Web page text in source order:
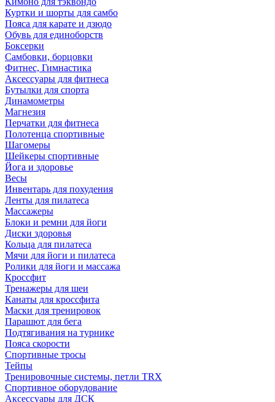
Куртки и шорты для самбо
Пояса для карате и дзюдо
Обувь для единоборств
Боксерки
Самбовки, борцовки
Фитнес, Гимнастика
Аксессуары для фитнеса
Бутылки для спорта
Динамометры
Магнезия
Перчатки для фитнеса
Полотенца спортивные
Шагомеры
Шейкеры спортивные
Йога и здоровье
Весы
Инвентарь для похудения
Ленты для пилатеса
Массажеры
Блоки и ремни для йоги
Диски здоровья
Кольца для пилатеса
Мячи для йоги и пилатеса
Ролики для йоги и массажа
Кроссфит
Тренажеры для шеи
Канаты для кроссфита
Маски для тренировок
Парашют для бега
Подтягивания на турнике
Пояса скорости
Спортивные тросы
Тейпы
Тренировочные системы, петли TRX
Спортивное оборудование
Аксессуары для ДСК